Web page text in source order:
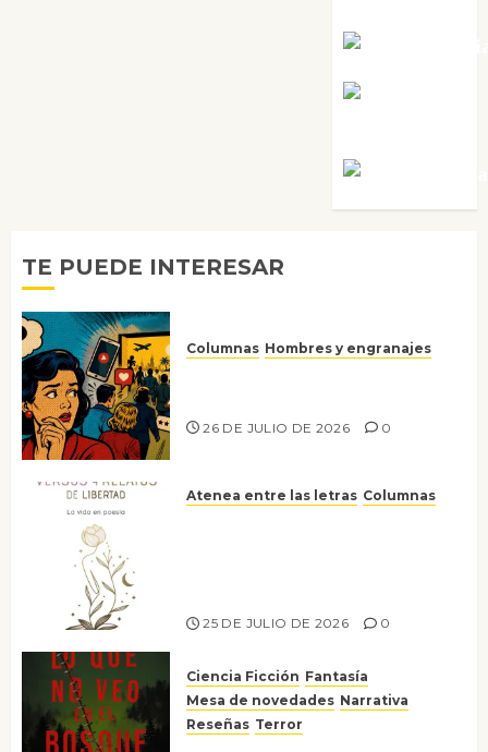
TE PUEDE INTERESAR
Columnas Hombres y engranajes
26 DE JULIO DE 2026 0
Atenea entre las letras Columnas
25 DE JULIO DE 2026 0
Ciencia Ficción Fantasía
Mesa de novedades Narrativa
Reseñas Terror